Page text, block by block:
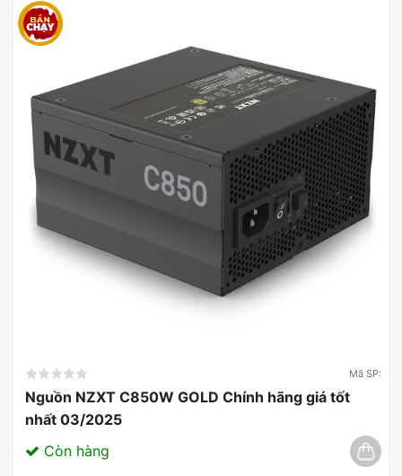
Mã SP:
Nguồn NZXT C850W GOLD Chính hãng giá tốt
nhất 03/2025
Còn hàng